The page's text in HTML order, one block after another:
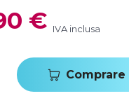
€ IVA inclusa
Comprare